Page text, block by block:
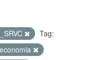
Tag:
economia